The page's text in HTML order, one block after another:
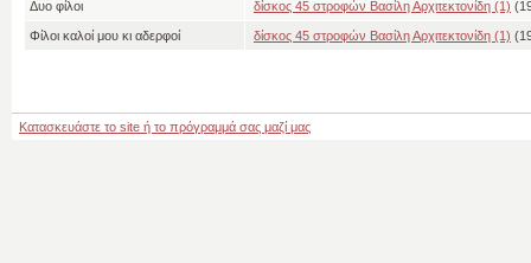
Δυο φίλοι δίσκος 45 στροφών Βασίλη Αρχιτεκτονίδη (1)
Φίλοι καλοί μου κι αδερφοί δίσκος 45 στροφών Βασίλη Αρχιτεκτονίδη (1)
Κατασκευάστε το site ή το πρόγραμμά σας μαζί μας